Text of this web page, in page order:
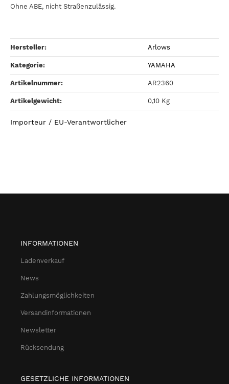
Ohne ABE, nicht Straßenzulässig.
Hersteller: Arlows
Kategorie: YAMAHA
Artikelnummer: AR2360
Artikelgewicht‍: 0,10 Kg
Importeur / EU-Verantwortlicher
INFORMATIONEN
Ladenverkauf
News
Zahlungsmöglichkeiten
Versandinformationen
Newsletter
Rücksendung
GESETZLICHE INFORMATIONEN